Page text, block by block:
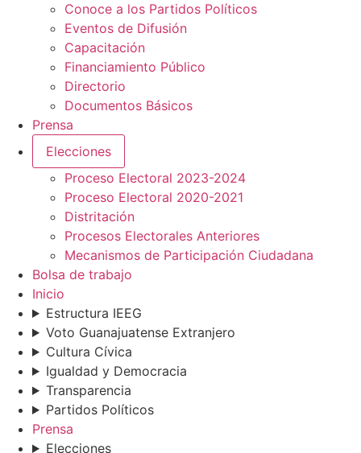
Conoce a los Partidos Políticos
Eventos de Difusión
Capacitación
Financiamiento Público
Directorio
Documentos Básicos
Prensa
Elecciones
Proceso Electoral 2023-2024
Proceso Electoral 2020-2021
Distritación
Procesos Electorales Anteriores
Mecanismos de Participación Ciudadana
Bolsa de trabajo
Inicio
Estructura IEEG
Voto Guanajuatense Extranjero
Cultura Cívica
Igualdad y Democracia
Transparencia
Partidos Políticos
Prensa
Elecciones